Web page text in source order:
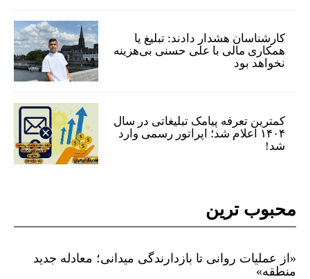
کارشناسان هشدار دادند: تبلیغ یا
همکاری مالی با علی حسنی بی‌هزینه
نخواهد بود
کمترین تعرفه پیامک تبلیغاتی در سال
۱۴۰۴ اعلام شد؛ اپراتور رسمی وارد
شد!
محبوب ترین
«از عملیات روانی تا بازدارندگی میدانی؛ معادله جدید
منطقه»